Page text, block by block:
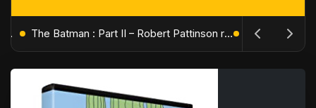
L'Âge de Glace : Le Réveil du Volcan – Manny, Sid et Diego de retour pour une aventure explosive The Batman : Part II – Robert Pattinson replonge dans les ténèbres de Gotham dès octobre 2027